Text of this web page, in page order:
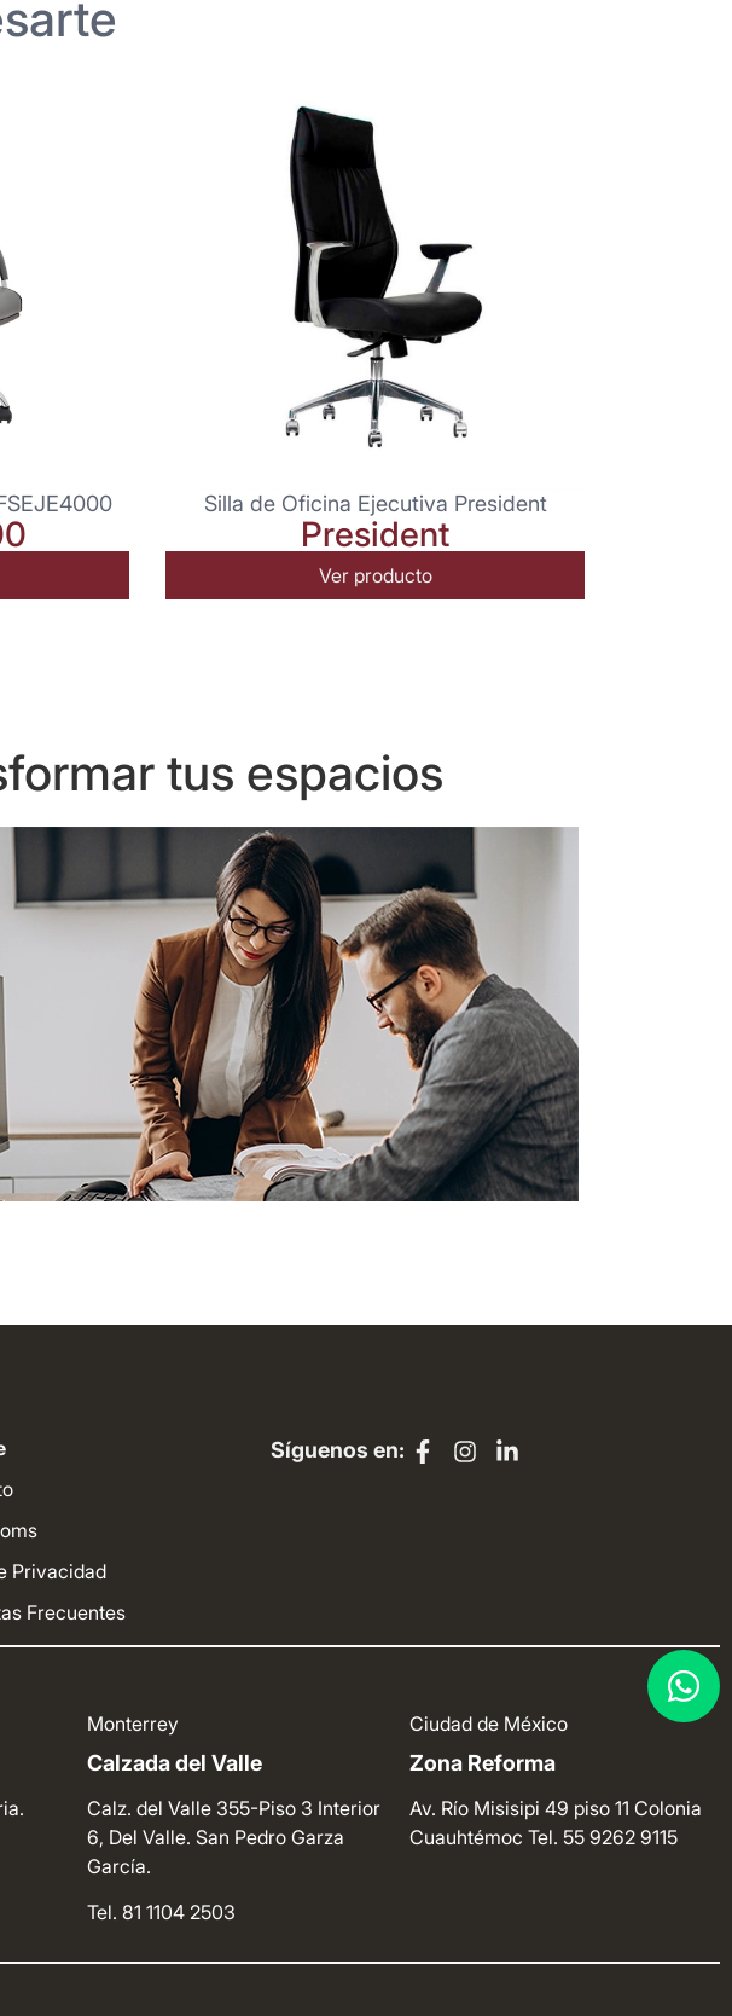
Silla de Oficina Ejecutiva President
President
Ver producto
tus espacios
Privacidad
Frecuentes
Síguenos en:
Monterrey
Calzada del Valle
Calz. del Valle 355-Piso 3 Interior
6, Del Valle. San Pedro Garza
García.
Tel. 81 1104 2503
Ciudad de México
Zona Reforma
Av. Río Misisipi 49 piso 11 Colonia
CuauhtémocTel. 55 9262 9115